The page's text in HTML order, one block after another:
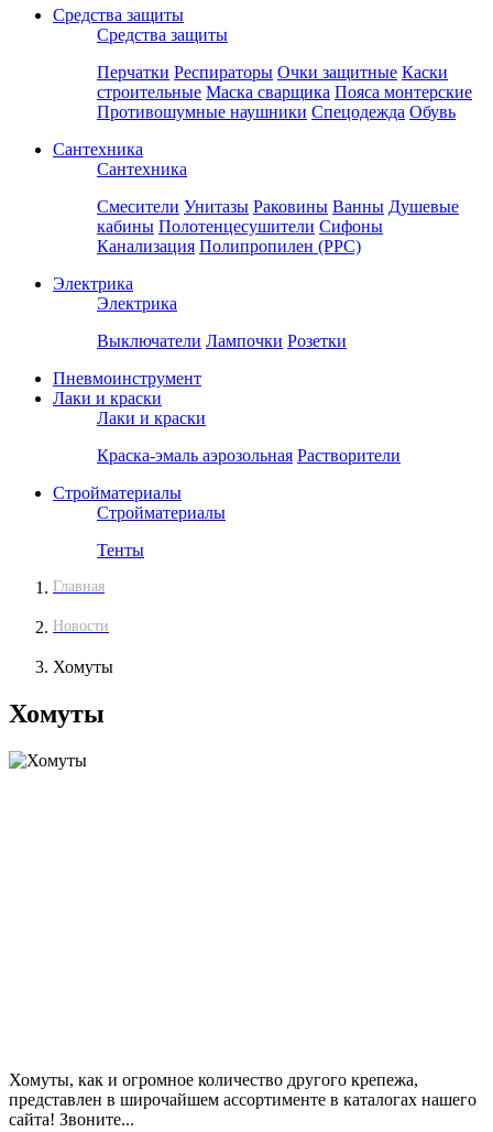
Средства защиты
Средства защиты
Перчатки Респираторы Очки защитные Каски
строительные Маска сварщика Пояса монтерские
Противошумные наушники Спецодежда Обувь
Сантехника
Сантехника
Смесители Унитазы Раковины Ванны Душевые
кабины Полотенцесушители Сифоны
Канализация Полипропилен (PPC)
Электрика
Электрика
Выключатели Лампочки Розетки
Пневмоинструмент
Лаки и краски
Лаки и краски
Краска-эмаль аэрозольная Растворители
Стройматериалы
Стройматериалы
Тенты
Главная
Новости
Хомуты
Хомуты
Хомуты, как и огромное количество другого крепежа,
представлен в широчайшем ассортименте в каталогах нашего
сайта! Звоните...